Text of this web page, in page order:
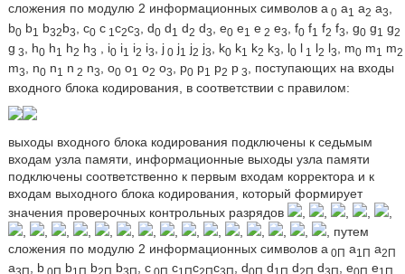
сложения по модулю 2 информационных символов а0a1 a2 а3,
b0b1 b32b3 , c0c1 c2c3 , d0d1 d2 d3 , e0e1 e2 e3 , f0f1 f2 f3 , g0g1 g2
g 3 , h0h1 h2 h3 , i0i1 i2 i3 , j0j1 j2 j3 , k0k1 k2 k3 , l0l1 l2 l3 , m0m1 m2
m3 , n0n1 n 2 n3 , o0o1 о2 о3 , p0p1 p2 р3
, поступающих на входы
входного блока кодирования, в соответствии с правилом:
выходы входного блока кодирования подключены к седьмым
входам узла памяти, информационные выходы узла памяти
подключены соответственно к первым входам корректора и к
входам выходного блока кодирования, который формирует
значения проверочных контрольных разрядов
, , , ,
,
,
, , , , , , , , , , , , ,
, путем
сложения по модулю 2 информационных символов а0П a1П а2П
а , b b b b , c c c c , d d d d , e е